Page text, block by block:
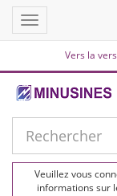
Vers la
Toggle
navigation
Veuillez vous
informations sur